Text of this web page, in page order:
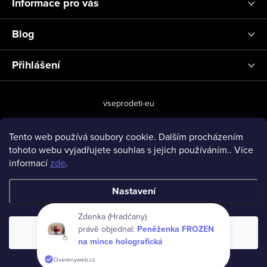
Tento web používá soubory cookie. Dalším procházením
tohoto webu vyjadřujete souhlas s jejich používáním.. Více
informacízde.
Nastavení
Souhlasím
Blog
Přihlášení
vseprodeti-eu
Copyright 2026www.vseprodeti.eu. Všechna práva vyhrazena.
Zdenka (Hradčany)
právě objednal: Peněženka FROZEN
na mince holografická